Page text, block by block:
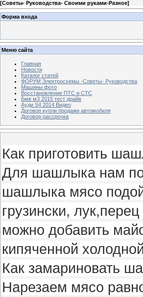
[Советы- Руководства- Своими руками-Разное]
Форма входа
Меню сайта
Главная
Новости
Каталог статей
ФОРУМ Электросхемы -Советы- Руководства
Машины фото
Восстановление ПТС и СТС
Бмв м3 2015 тест драйв
Ауди S4 2014 Видео
Договор купли продажи автомобиля
Договор рассрочка
Как приготовить
Для шашлыка нам
шашлыка мясо
грузински,
можно добавить
кипяченной
Как замариновать
Нарезаем мясо